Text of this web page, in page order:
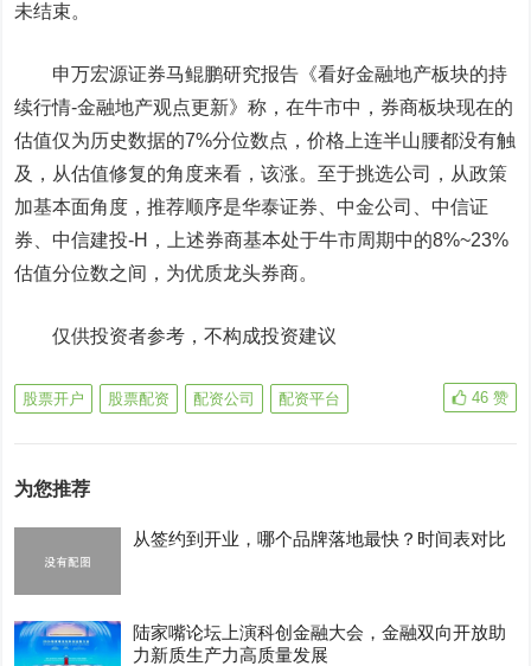
未结束。
申万宏源证券马鲲鹏研究报告《看好金融地产板块的持
续行情-金融地产观点更新》称，在牛市中，券商板块现在的
估值仅为历史数据的7%分位数点，价格上连半山腰都没有触
及，从估值修复的角度来看，该涨。至于挑选公司，从政策
加基本面角度，推荐顺序是华泰证券、中金公司、中信证
券、中信建投-H，上述券商基本处于牛市周期中的8%~23%
估值分位数之间，为优质龙头券商。
仅供投资者参考，不构成投资建议
股票开户 股票配资 配资公司 配资平台 46 赞
为您推荐
从签约到开业，哪个品牌落地最快？时间表对比
陆家嘴论坛上演科创金融大会，金融双向开放助
力新质生产力高质量发展